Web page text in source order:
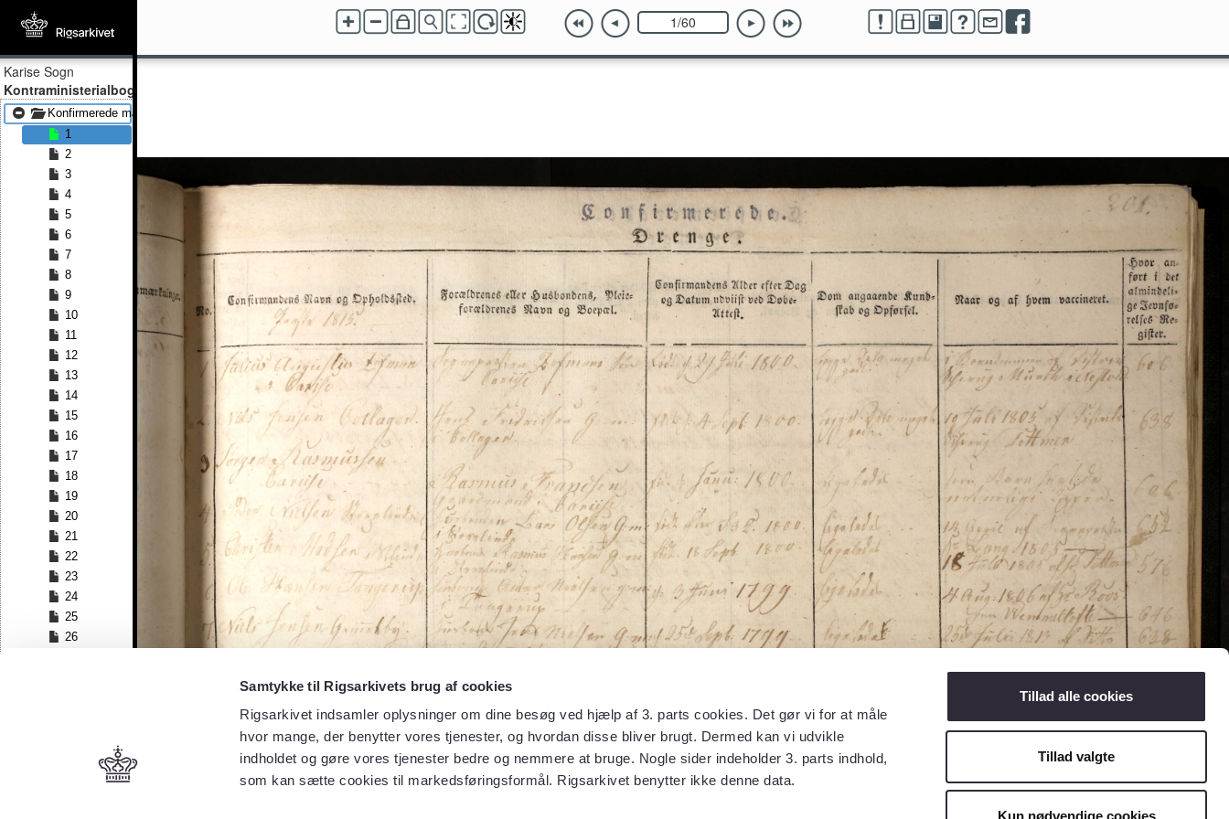
Samtykke til Rigsarkivets brug af cookies
Rigsarkivet indsamler oplysninger om dine besøg ved hjælp af 3. parts cookies. Det gør vi for at måle
hvor mange, der benytter vores tjenester, og hvordan disse bliver brugt. Dermed kan vi udvikle
indholdet og gøre vores tjenester bedre og nemmere at bruge. Nogle sider indeholder 3. parts indhold,
som kan sætte cookies til markedsføringsformål. Rigsarkivet benytter ikke denne data.
Tillad alle cookies
Tillad valgte
Kun nødvendige cookies
Karise Sogn
Kontraministerialbog
Konfirmerede mænd 1815 - Konfirmerede mænd 1855
1
2
3
4
5
6
7
8
9
10
11
12
13
14
15
16
17
18
19
20
21
22
23
24
25
26